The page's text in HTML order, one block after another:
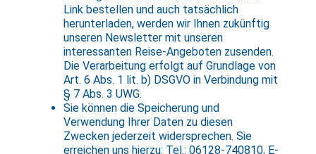
Link bestellen und auch tatsächlich
herunterladen, werden wir Ihnen zukünftig
unseren Newsletter mit unseren
interessanten Reise-Angeboten zusenden.
Die Verarbeitung erfolgt auf Grundlage von
Art. 6 Abs. 1 lit. b) DSGVO in Verbindung mit
§ 7 Abs. 3 UWG.
Sie können die Speicherung und
Verwendung Ihrer Daten zu diesen
Zwecken jederzeit widersprechen. Sie
erreichen uns hierzu: Tel.: 06128-740810, E-